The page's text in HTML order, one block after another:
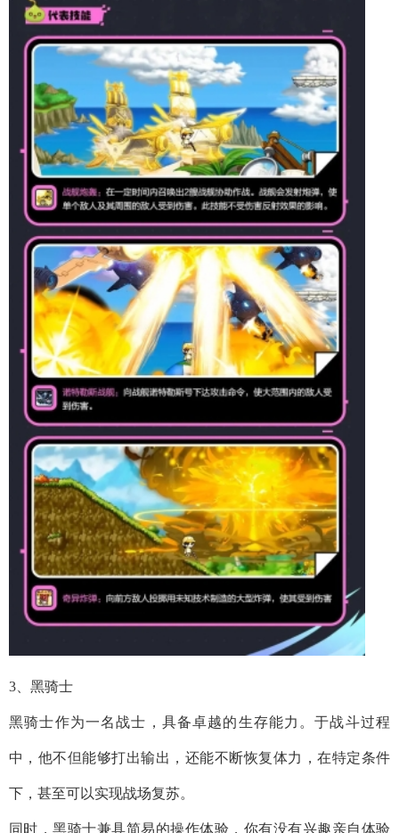
3、黑骑士
黑骑士作为一名战士，具备卓越的生存能力。于战斗过程
中，他不但能够打出输出，还能不断恢复体力，在特定条件
下，甚至可以实现战场复苏。
同时，黑骑士兼具简易的操作体验，你有没有兴趣亲自体验